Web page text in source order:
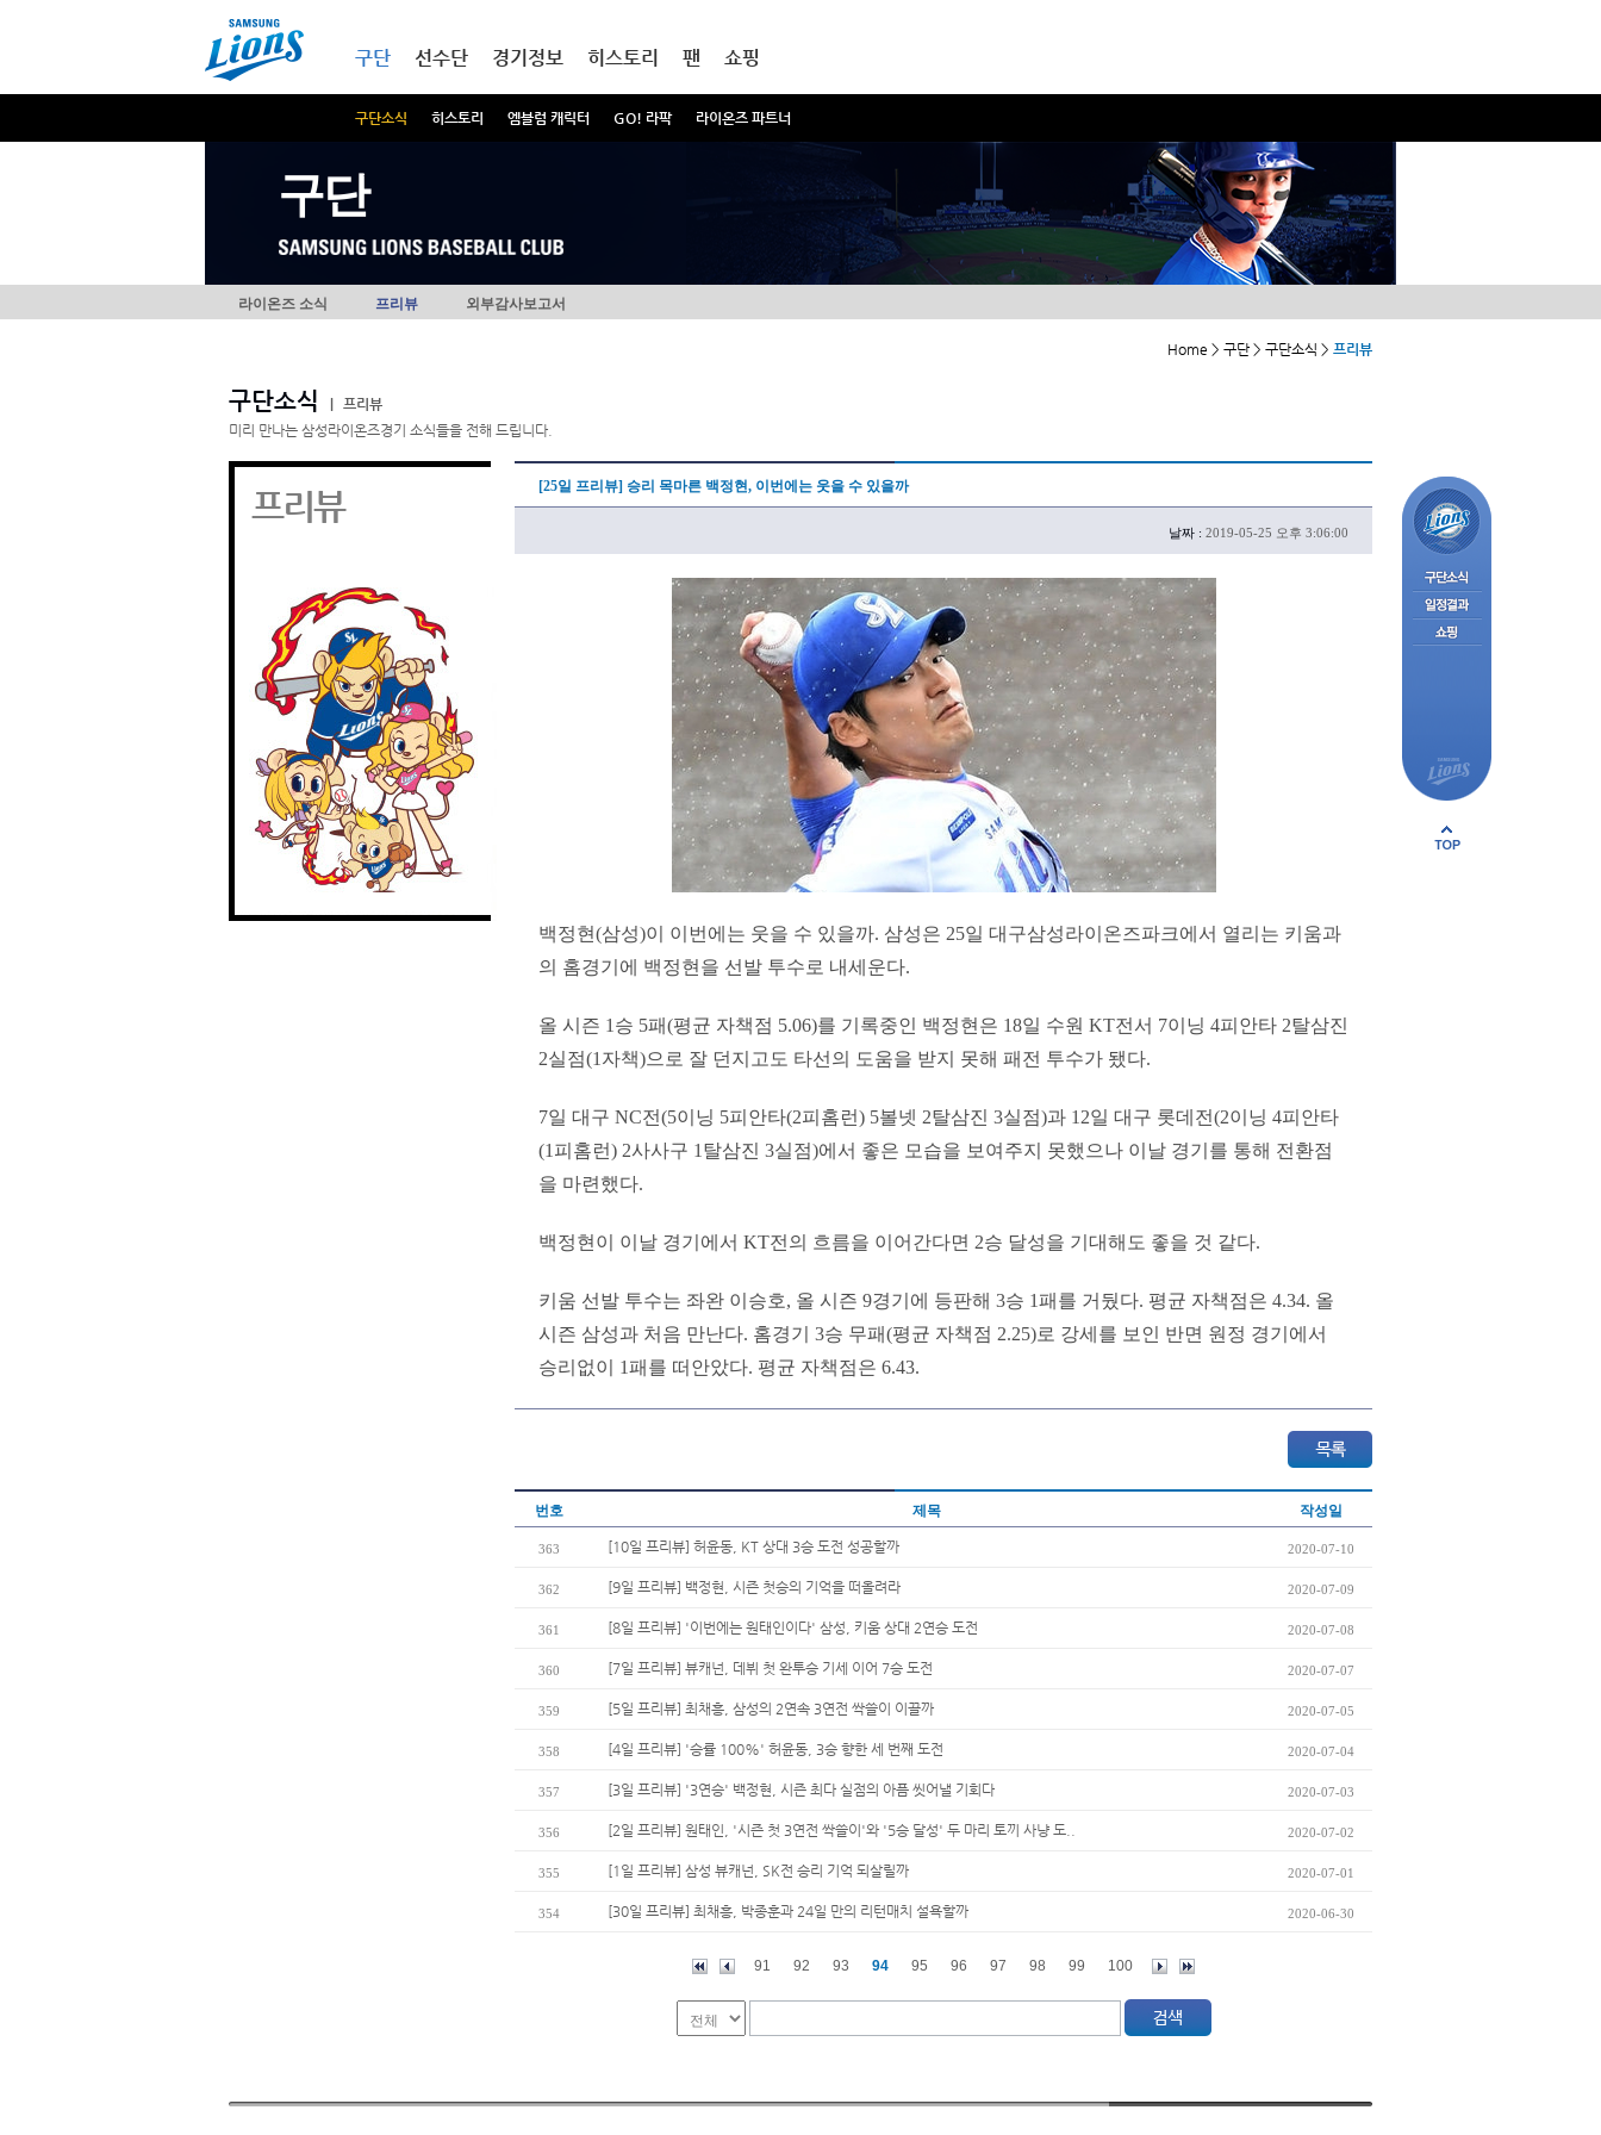
구단
구단소식 히스토리 엠블럼 캐릭터 GO! 라팍 라이온즈 파트너
선수단 경기정보 히스토리 팬 쇼핑
구단
라이온즈 소식 프리뷰 외부감사보고서
Home > 구단 > 구단소식 > 프리뷰
구단소식
프리뷰
미리 만나는 삼성라이온즈경기 소식들을 전해 드립니다.
프리뷰 [25일 프리뷰] 승리 목마른 백정현, 이번에는 웃을 수 있을까
날짜 : 2019-05-25 오후 3:06:00
백정현(삼성)이 이번에는 웃을 수 있을까. 삼성은 25일 대구삼성라이온즈파크에서 열리는 키움과
의 홈경기에 백정현을 선발 투수로 내세운다.
올 시즌 1승 5패(평균 자책점 5.06)를 기록중인 백정현은 18일 수원 KT전서 7이닝 4피안타 2탈삼진
2실점(1자책)으로 잘 던지고도 타선의 도움을 받지 못해 패전 투수가 됐다.
7일 대구 NC전(5이닝 5피안타(2피홈런) 5볼넷 2탈삼진 3실점)과 12일 대구 롯데전(2이닝 4피안타
(1피홈런) 2사사구 1탈삼진 3실점)에서 좋은 모습을 보여주지 못했으나 이날 경기를 통해 전환점
을 마련했다.
백정현이 이날 경기에서 KT전의 흐름을 이어간다면 2승 달성을 기대해도 좋을 것 같다.
키움 선발 투수는 좌완 이승호, 올 시즌 9경기에 등판해 3승 1패를 거뒀다. 평균 자책점은 4.34. 올
시즌 삼성과 처음 만난다. 홈경기 3승 무패(평균 자책점 2.25)로 강세를 보인 반면 원정 경기에서
승리없이 1패를 떠안았다. 평균 자책점은 6.43.
번호 제목 작성일
363 [10일 프리뷰] 허윤동, KT 상대 3승 도전 성공할까 2020-07-10
362 [9일 프리뷰] 백정현, 시즌 첫승의 기억을 떠올려라 2020-07-09
361 [8일 프리뷰] '이번에는 원태인이다' 삼성, 키움 상대 2연승 도전 2020-07-08
360 [7일 프리뷰] 뷰캐넌, 데뷔 첫 완투승 기세 이어 7승 도전 2020-07-07
359 [5일 프리뷰] 최채흥, 삼성의 2연속 3연전 싹쓸이 이끌까 2020-07-05
358 [4일 프리뷰] '승률 100%' 허윤동, 3승 향한 세 번째 도전 2020-07-04
357 [3일 프리뷰] '3연승' 백정현, 시즌 최다 실점의 아픔 씻어낼 기회다 2020-07-03
356 [2일 프리뷰] 원태인, '시즌 첫 3연전 싹쓸이'와 '5승 달성' 두 마리 토끼 사냥 도.. 2020-07-02
355 [1일 프리뷰] 삼성 뷰캐넌, SK전 승리 기억 되살릴까 2020-07-01
354 [30일 프리뷰] 최채흥, 박종훈과 24일 만의 리턴매치 설욕할까 2020-06-30
91 92 93 94 95 96 97 98 99 100